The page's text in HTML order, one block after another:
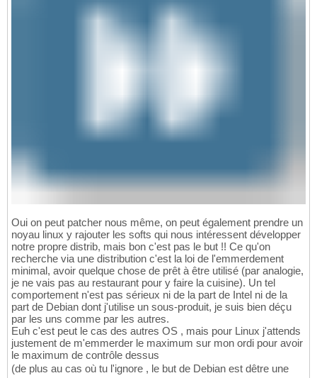
Oui on peut patcher nous même, on peut également prendre un
noyau linux y rajouter les softs qui nous intéressent développer
notre propre distrib, mais bon c'est pas le but !! Ce qu'on
recherche via une distribution c'est la loi de l'emmerdement
minimal, avoir quelque chose de prêt à être utilisé (par analogie,
je ne vais pas au restaurant pour y faire la cuisine). Un tel
comportement n'est pas sérieux ni de la part de Intel ni de la
part de Debian dont j'utilise un sous-produit, je suis bien déçu
par les uns comme par les autres.
Euh c'est peut le cas des autres OS , mais pour Linux j'attends
justement de m'emmerder le maximum sur mon ordi pour avoir
le maximum de contrôle dessus
(de plus au cas où tu l'ignore , le but de Debian est dêtre une